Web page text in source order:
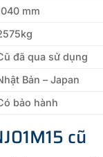
mm
đã qua sử dụng
Bản – Japan
bảo hành
cũ